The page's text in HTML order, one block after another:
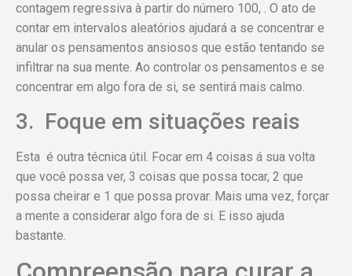
contagem regressiva à partir do número 100, . O ato de
contar em intervalos aleatórios ajudará a se concentrar e
anular os pensamentos ansiosos que estão tentando se
infiltrar na sua mente. Ao controlar os pensamentos e se
concentrar em algo fora de si, se sentirá mais calmo.
3. Foque em situações reais
Esta é outra técnica útil. Focar em 4 coisas á sua volta
que você possa ver, 3 coisas que possa tocar, 2 que
possa cheirar e 1 que possa provar. Mais uma vez, forçar
a mente a considerar algo fora de si. E isso ajuda
bastante.